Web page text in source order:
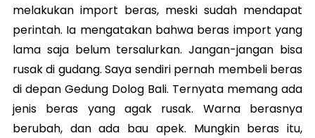
melakukan import beras, meski sudah mendapat
perintah. Ia mengatakan bahwa beras import yang
lama saja belum tersalurkan. Jangan-jangan bisa
rusak di gudang. Saya sendiri pernah membeli beras
di depan Gedung Dolog Bali. Ternyata memang ada
jenis beras yang agak rusak. Warna berasnya
berubah, dan ada bau apek. Mungkin beras itu,